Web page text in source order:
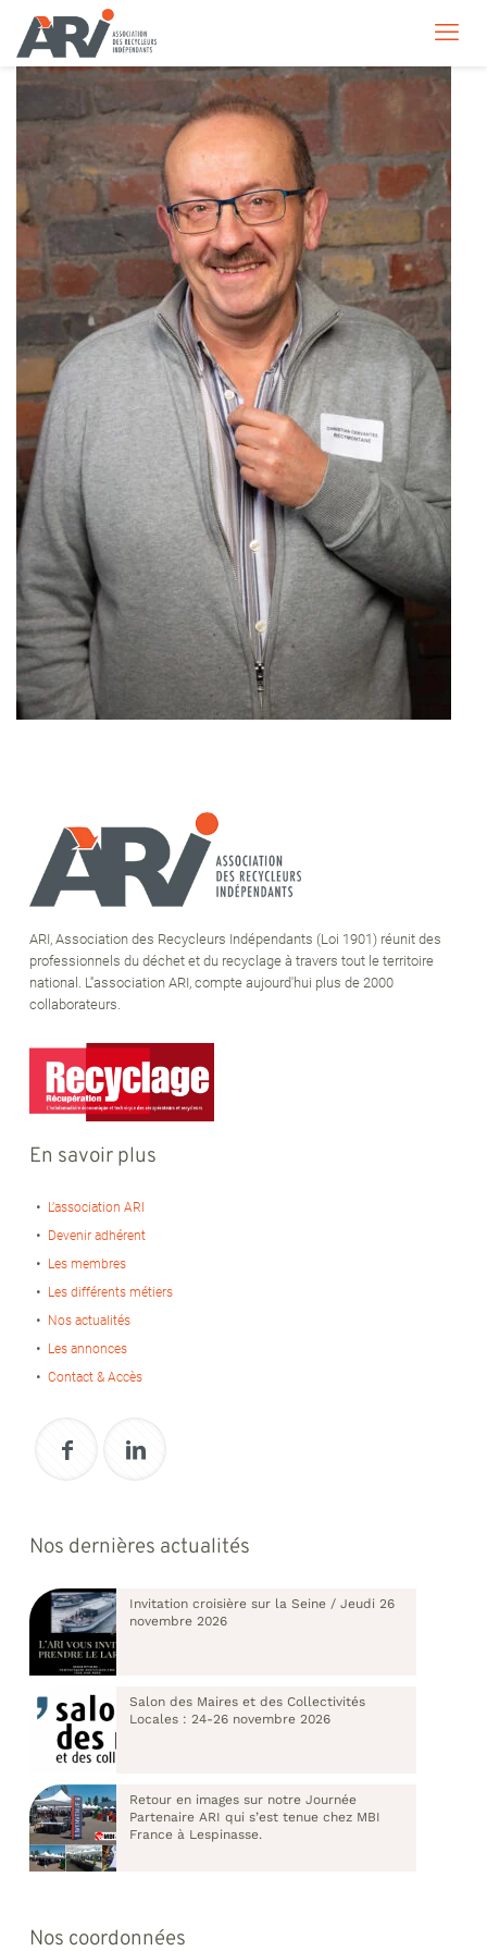
ARI, Association des Recycleurs Indépendants (Loi 1901) réunit des
professionnels du déchet et du recyclage à travers tout le territoire
national. L''association ARI, compte aujourd'hui plus de 2000
collaborateurs.
En savoir plus
L’association ARI
Devenir adhérent
Les membres
Les différents métiers
Nos actualités
Les annonces
Contact & Accès
Nos dernières actualités
Invitation croisière sur la Seine / Jeudi 26
novembre 2026
Salon des Maires et des Collectivités
Locales : 24-26 novembre 2026
Retour en images sur notre Journée
Partenaire ARI qui s’est tenue chez MBI
France à Lespinasse.
Nos coordonnées